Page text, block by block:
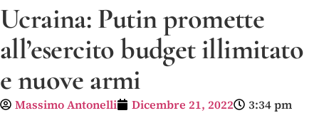
Ucraina: Putin promette
all’esercito budget illimitato
e nuove armi
Massimo Antonelli Dicembre 21, 2022 3:34 pm